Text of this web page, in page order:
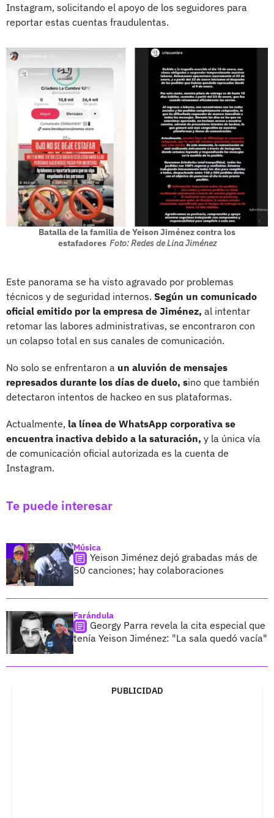
Instagram, solicitando el apoyo de los seguidores para
reportar estas cuentas fraudulentas.
Batalla de la familia de Yeison Jiménez contra los
estafadores Foto: Redes de Lina Jiménez
Este panorama se ha visto agravado por problemas
técnicos y de seguridad internos. Según un comunicado
oficial emitido por la empresa de Jiménez, al intentar
retomar las labores administrativas, se encontraron con
un colapso total en sus canales de comunicación.
No solo se enfrentaron a un aluvión de mensajes
represados durante los días de duelo, sino que también
detectaron intentos de hackeo en sus plataformas.
Actualmente, la línea de WhatsApp corporativa se
encuentra inactiva debido a la saturación, y la única vía
de comunicación oficial autorizada es la cuenta de
Instagram.
Te puede interesar
Música
Yeison Jiménez dejó grabadas más de
50 canciones; hay colaboraciones
Farándula
Georgy Parra revela la cita especial que
tenía Yeison Jiménez: "La sala quedó vacía"
PUBLICIDAD